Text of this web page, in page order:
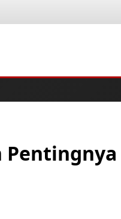
Pentingnya